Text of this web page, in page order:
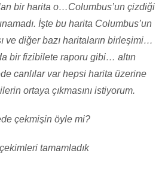
bir harita o…Columbus’un çizdiği
İşte bu harita Columbus’un
ve diğer bazı haritaların birleşimi…
bir fizibilete raporu gibi… altın
canlılar var hepsi harita üzerine
ortaya çıkmasını istiyorum.
çekmişin öyle mi?
tamamladık